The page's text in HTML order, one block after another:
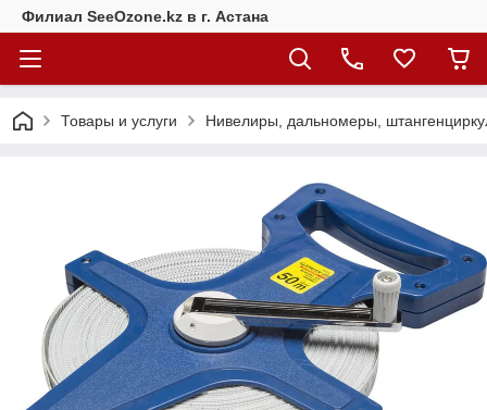
Филиал SeeOzone.kz в г. Астана
Товары и услуги Нивелиры, дальномеры,